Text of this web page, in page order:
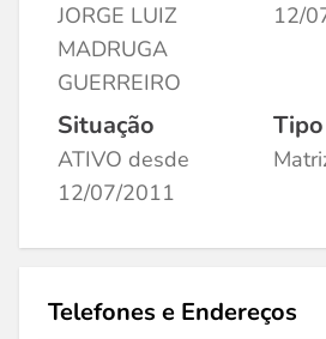
JORGE LUIZ
MADRUGA
GUERREIRO
12/
Situação
ATIVO desde
12/07/2011
Telefones e Endereços